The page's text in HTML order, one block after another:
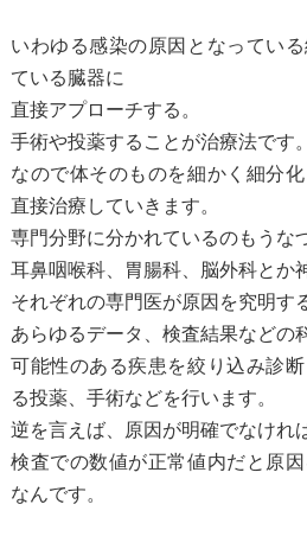
いわゆる感染の原因となってい
ている臓器に
直接アプローチする。
手術や投薬することが治療法です。
なので体そのものを細かく細分
直接治療していきます。
専門分野に分かれているのもうな
耳鼻咽喉科、胃腸科、脳外科とか
それぞれの専門医が原因を究明す
あらゆるデータ、検査結果などの
可能性のある疾患を絞り込み診
る投薬、手術などを行います。
逆を言えば、原因が明確でなけれ
検査での数値が正常値内だと原
なんです。